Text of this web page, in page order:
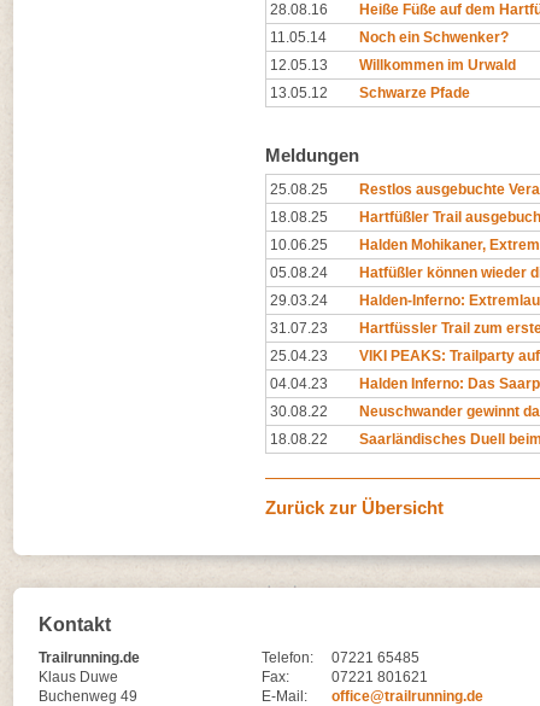
28.08.16
Heiße Füße auf dem
11.05.14
Noch ein Schwenker?
12.05.13
Willkommen im Urwald
13.05.12
Schwarze Pfade
Meldungen
25.08.25
Restlos ausgebuchte
18.08.25
Hartfüßler Trail
10.06.25
Halden Mohikaner,
05.08.24
Hatfüßler können wieder
29.03.24
Halden-Inferno:
31.07.23
Hartfüssler Trail zum
25.04.23
VIKI PEAKS: Trailparty
04.04.23
Halden Inferno: Das
30.08.22
Neuschwander gewinnt
18.08.22
Saarländisches Duell
Zurück zur Übersicht
Kontakt
Trailrunning.de
Klaus Duwe
Buchenweg 49
Telefon:
07221 65485
Fax:
07221 801621
E-Mail:
office@trailrunning.de